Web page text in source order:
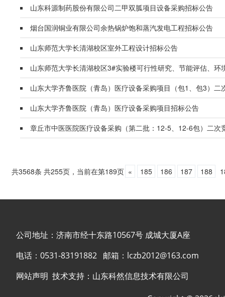
山东科源制药股份有限公司二甲双胍项目设备采购招标公告
烟台国润铜业有限公司余热锅炉饱和蒸汽发电工程招标公告
山东师范大学长清湖校区室外工程设计招标公告
山东师范大学长清湖校区3#实验楼可行性研究、节能评估、环
山东大学齐鲁医院（青岛）医疗设备采购项目（包1、包3）二
山东大学齐鲁医院（青岛）医疗设备采购项目招标公告
章丘市中医医院医疗设备采购（第二批：12-5、12-6包）二次
共3568条 共255页，当前在第189页 « 185 186 187 188
公司地址：济南市经十东路10567号 成城大厦A座
电话： 0531-83191882 邮箱： lczb2012@163.com
网站声明 技术支持： 山东科然信息技术有限公司